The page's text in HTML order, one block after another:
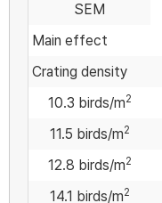
SEM
Main effect
Crating density
10.3 birds/m2
11.5 birds/m2
12.8 birds/m2
14.1 birds/m2